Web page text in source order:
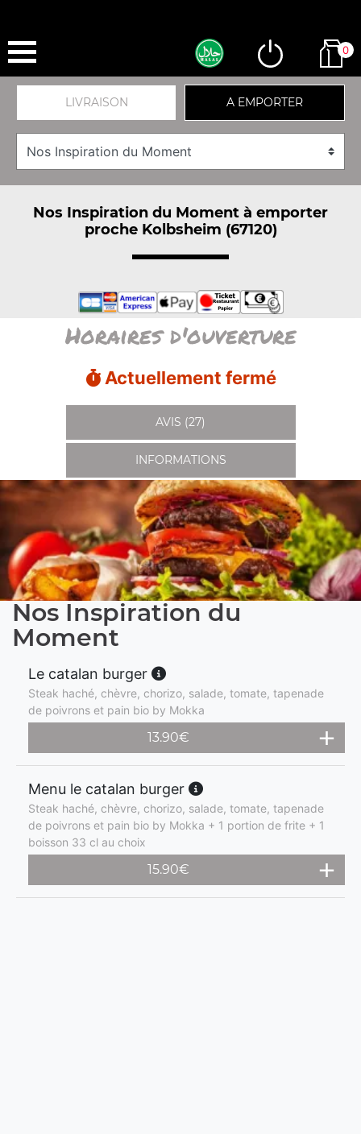
0
LIVRAISON A EMPORTER
Nos Inspiration du Moment à emporter
proche Kolbsheim (67120)
Horaires d'ouverture
Actuellement fermé
AVIS (27)
INFORMATIONS
Nos Inspiration du
Moment
Le catalan burger
Steak haché, chèvre, chorizo, salade, tomate, tapenade
de poivrons et pain bio by Mokka
13.90€
Menu le catalan burger
Steak haché, chèvre, chorizo, salade, tomate, tapenade
de poivrons et pain bio by Mokka + 1 portion de frite + 1
boisson 33 cl au choix
15.90€